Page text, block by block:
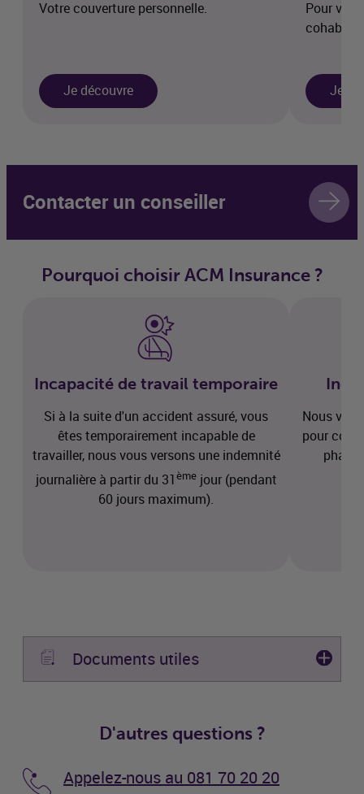
Votre couverture personnelle.
Je découvre
Pour
Je
Contacter un conseiller
Pourquoi choisirACM Insurance?
Incapacité de travail temporaire
Si à la suite d'un accident assuré, vous
êtes temporairement incapable de
travailler, nous vous versons une indemnité
journalière à partir du 31 èmejour (pendant
60 jours maximum).
Nous
pour
Documents utiles
D'autres questions ?
Appelez-nous au 081 70 20 20